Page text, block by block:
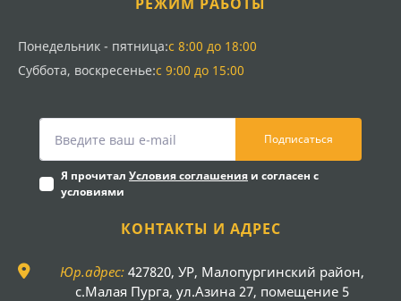
Понедельник - пятница:с 8:00 до 18:00
Суббота, воскресенье:с 9:00 до 15:00
Подписаться
Я прочитал Условия соглашения и согласен с
условиями
КОНТАКТЫ И АДРЕС
Юр.адрес: 427820, УР, Малопургинский район,
с.Малая Пурга, ул.Азина 27, помещение 5